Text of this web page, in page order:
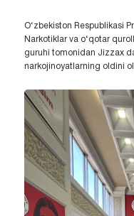
O‘zbekiston Respublikasi
Narkotiklar va o‘qotar
guruhi tomonidan Jizzax
narkojinoyatlarning oldini